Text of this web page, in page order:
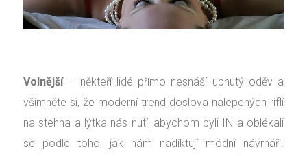
Volnější – někteří lidé přímo nesnáší upnutý oděv a
všimněte si, že moderní trend doslova nalepených riflí
na stehna a lýtka nás nutí, abychom byli IN a oblékali
se podle toho, jak nám nadiktují módní návrháři.